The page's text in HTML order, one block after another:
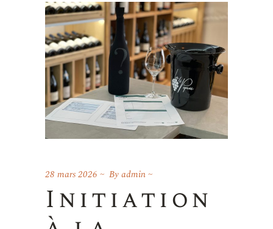
28 mars 2026 Byadmin
Initiation